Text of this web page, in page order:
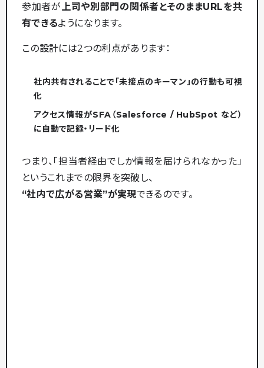
参加者が 上司や別部門の関係者とそのままURLを共
有できるようになります。
この設計には2つの利点があります：
社内共有されることで「未接点のキーマン」の行動も可視
化
アクセス情報がSFA（Salesforce / HubSpot など）
に自動で記録・リード化
つまり、「担当者経由でしか情報を届けられなかった」
というこれまでの限界を突破し、
“社内で広がる営業”が実現できるのです。